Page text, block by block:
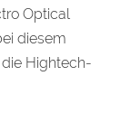
Optical
diesem
Hightech-